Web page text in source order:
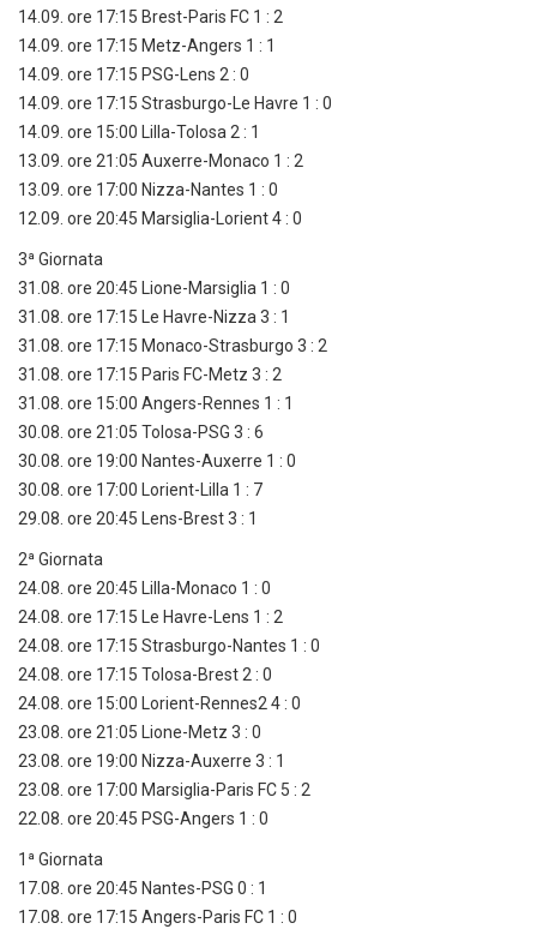
14.09. ore 17:15 Brest-Paris FC 1 : 2
14.09. ore 17:15 Metz-Angers 1 : 1
14.09. ore 17:15 PSG-Lens 2 : 0
14.09. ore 17:15 Strasburgo-Le Havre 1 : 0
14.09. ore 15:00 Lilla-Tolosa 2 : 1
13.09. ore 21:05 Auxerre-Monaco 1 : 2
13.09. ore 17:00 Nizza-Nantes 1 : 0
12.09. ore 20:45 Marsiglia-Lorient 4 : 0
3ª Giornata
31.08. ore 20:45 Lione-Marsiglia 1 : 0
31.08. ore 17:15 Le Havre-Nizza 3 : 1
31.08. ore 17:15 Monaco-Strasburgo 3 : 2
31.08. ore 17:15 Paris FC-Metz 3 : 2
31.08. ore 15:00 Angers-Rennes 1 : 1
30.08. ore 21:05 Tolosa-PSG 3 : 6
30.08. ore 19:00 Nantes-Auxerre 1 : 0
30.08. ore 17:00 Lorient-Lilla 1 : 7
29.08. ore 20:45 Lens-Brest 3 : 1
2ª Giornata
24.08. ore 20:45 Lilla-Monaco 1 : 0
24.08. ore 17:15 Le Havre-Lens 1 : 2
24.08. ore 17:15 Strasburgo-Nantes 1 : 0
24.08. ore 17:15 Tolosa-Brest 2 : 0
24.08. ore 15:00 Lorient-Rennes2 4 : 0
23.08. ore 21:05 Lione-Metz 3 : 0
23.08. ore 19:00 Nizza-Auxerre 3 : 1
23.08. ore 17:00 Marsiglia-Paris FC 5 : 2
22.08. ore 20:45 PSG-Angers 1 : 0
1ª Giornata
17.08. ore 20:45 Nantes-PSG 0 : 1
17.08. ore 17:15 Angers-Paris FC 1 : 0